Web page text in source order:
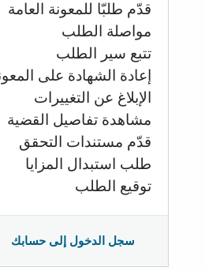
قدّم طلبّا للمعونة العامة
مواصلة الطلب
تتبع سير الطلب
إعادة الشهادة على
الإبلاغ عن التغييرات
مشاهدة تفاصيل القضية
قدّم مستندات التحقق
طلب استبدال المزايا
توقيع الطلب
سجل الدخول إلى حسابك